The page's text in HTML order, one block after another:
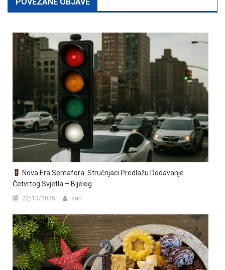
Nova Era Semafora: Stručnjaci Predlažu Dodavanje
Četvrtog Svjetla – Bijelog
22/10/2025 dan